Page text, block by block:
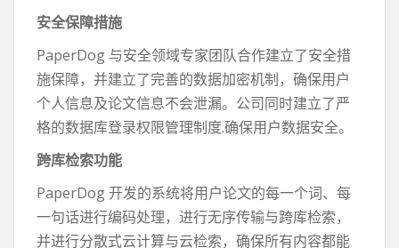
安全保障措施
PaperDog 与安全领域专家团队合作建立了安全措
施保障，并建立了完善的数据加密机制，确保用户
个人信息及论文信息不会泄漏。公司同时建立了严
格的数据库登录权限管理制度.确保用户数据安全。
跨库检索功能
PaperDog 开发的系统将用户论文的每一个词、每
一句话进行编码处理，进行无序传输与跨库检索，
并进行分散式云计算与云检索，确保所有内容都能